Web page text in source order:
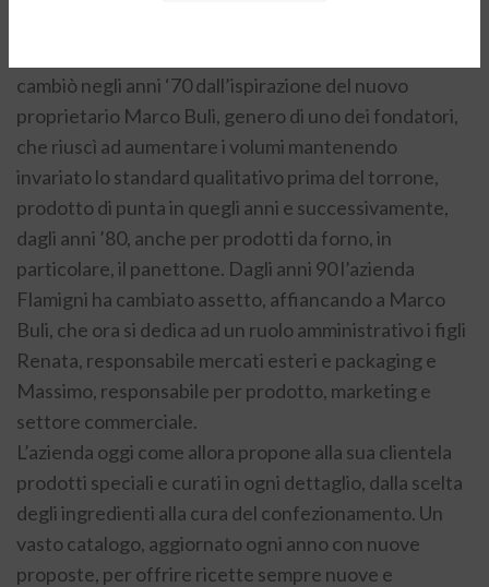
cambiò negli anni ‘70 dall’ispirazione del nuovo
proprietario Marco Buli, genero di uno dei fondatori,
che riuscì ad aumentare i volumi mantenendo
invariato lo standard qualitativo prima del torrone,
prodotto di punta in quegli anni e successivamente,
dagli anni ’80, anche per prodotti da forno, in
particolare, il panettone. Dagli anni 90 l’azienda
Flamigni ha cambiato assetto, affiancando a Marco
Buli, che ora si dedica ad un ruolo amministrativo i figli
Renata, responsabile mercati esteri e packaging e
Massimo, responsabile per prodotto, marketing e
settore commerciale.
L’azienda oggi come allora propone alla sua clientela
prodotti speciali e curati in ogni dettaglio, dalla scelta
degli ingredienti alla cura del confezionamento. Un
vasto catalogo, aggiornato ogni anno con nuove
proposte, per offrire ricette sempre nuove e